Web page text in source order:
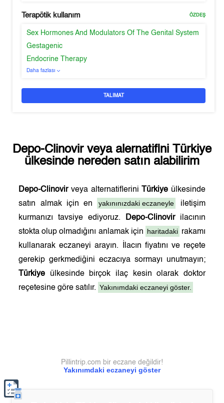
Terapötik kullanım ÖZDEŞ
Sex Hormones And Modulators Of The Genital System
Gestagenic
Endocrine Therapy
Daha fazlası
TALIMAT
Depo-Clinovirveya alernatifini Türkiye
ülkesinde nereden satın alabilirim
Depo-Clinovirveya alternatiflerini Türkiye ülkesinde
satın almak için en
yakınınızdaki eczaneyle
iletişim
kurmanızı tavsiye ediyoruz.
Depo-Clinovirilacının
stokta olup olmadığını anlamak için haritadaki rakamı
kullanarak eczaneyi arayın. İlacın fiyatını ve reçete
gerekip gerkmediğini eczacıya sormayı unutmayın;
Türkiye ülkesinde birçok ilaç kesin olarak doktor
reçetesine göre satılır. Yakınımdaki eczaneyi göster.
Yakınımdaki eczaneyi göster
Pillintrip.com bir eczane değildir!